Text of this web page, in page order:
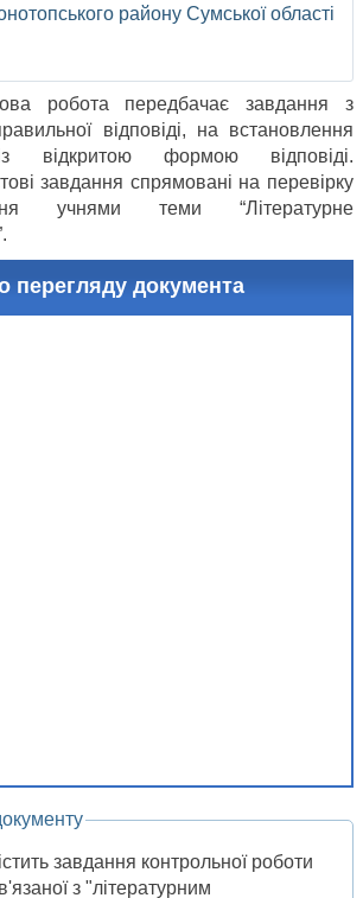
району Сумської області
робота передбачає завдання з
відповіді, на встановлення
із відкритою формою відповіді.
завдання спрямовані на перевірку
учнями теми “Літературне
перегляду документа
завдання контрольної роботи
з "літературним